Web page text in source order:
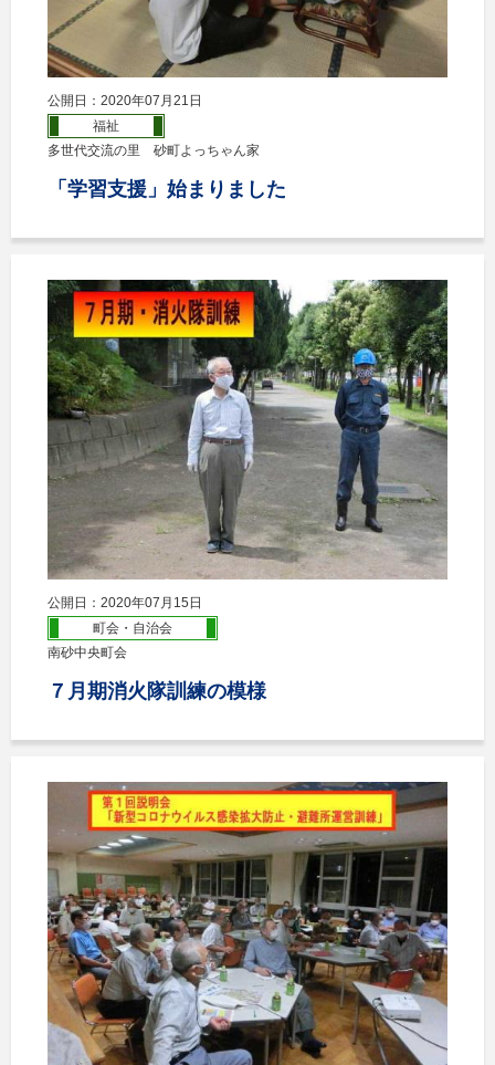
公開日：2020年07月21日
福祉
多世代交流の里 砂町よっちゃん家
「学習支援」始まりました
公開日：2020年07月15日
町会・自治会
南砂中央町会
７月期消火隊訓練の模様